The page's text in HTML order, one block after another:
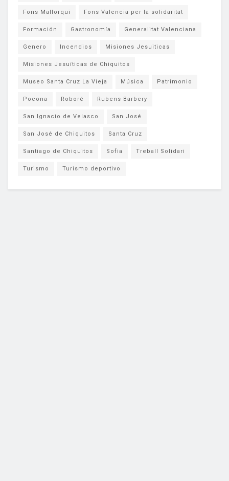
Fons Mallorqui Fons Valencia per la solidaritat
Formación Gastronomía Generalitat Valenciana
Genero Incendios Misiones Jesuiticas
Misiones Jesuíticas de Chiquitos
Museo Santa Cruz La Vieja Música Patrimonio
Pocona Roboré Rubens Barbery
San Ignacio de Velasco San José
San José de Chiquitos Santa Cruz
Santiago de Chiquitos Sofia Treball Solidari
Turismo Turismo deportivo